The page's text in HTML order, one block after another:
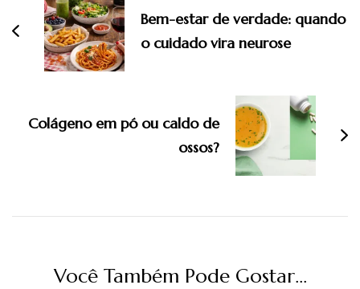
post
Bem-estar de verdade: quando
o cuidado vira neurose
Colágeno em pó ou caldo de
ossos?
Você Também Pode Gostar...